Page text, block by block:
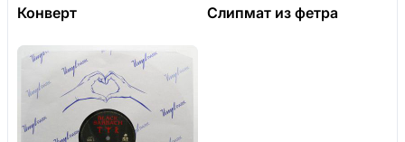
Конверт Слипмат из фетра